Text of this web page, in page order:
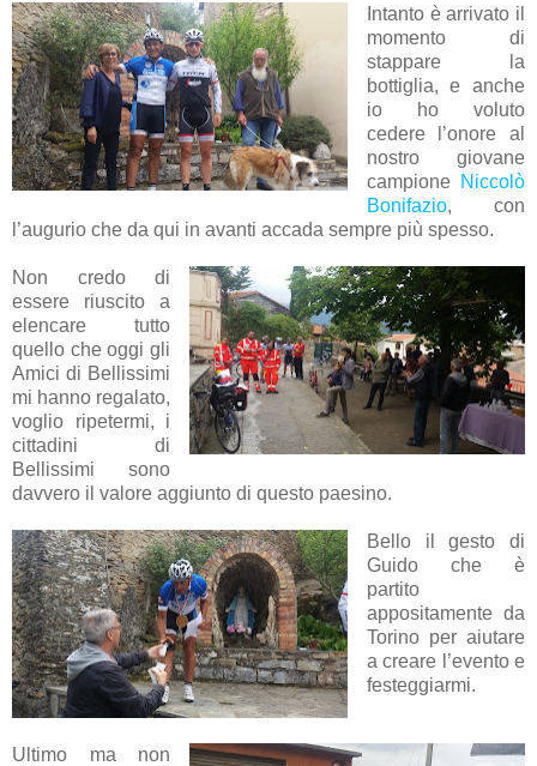
Intanto è arrivato il
momento di
stappare la
bottiglia, e anche
io ho voluto
cedere l’onore al
nostro giovane
campione Niccolò
Bonifazio, con
l’augurio che da qui in avanti accada sempre più spesso.
Non credo di
essere riuscito a
elencare tutto
quello che oggi gli
Amici di Bellissimi
mi hanno regalato,
voglio ripetermi, i
cittadini di
Bellissimi sono
davvero il valore aggiunto di questo paesino.
Bello il gesto di
Guido che è
partito
appositamente da
Torino per aiutare
a creare l’evento e
festeggiarmi.
Ultimo ma non